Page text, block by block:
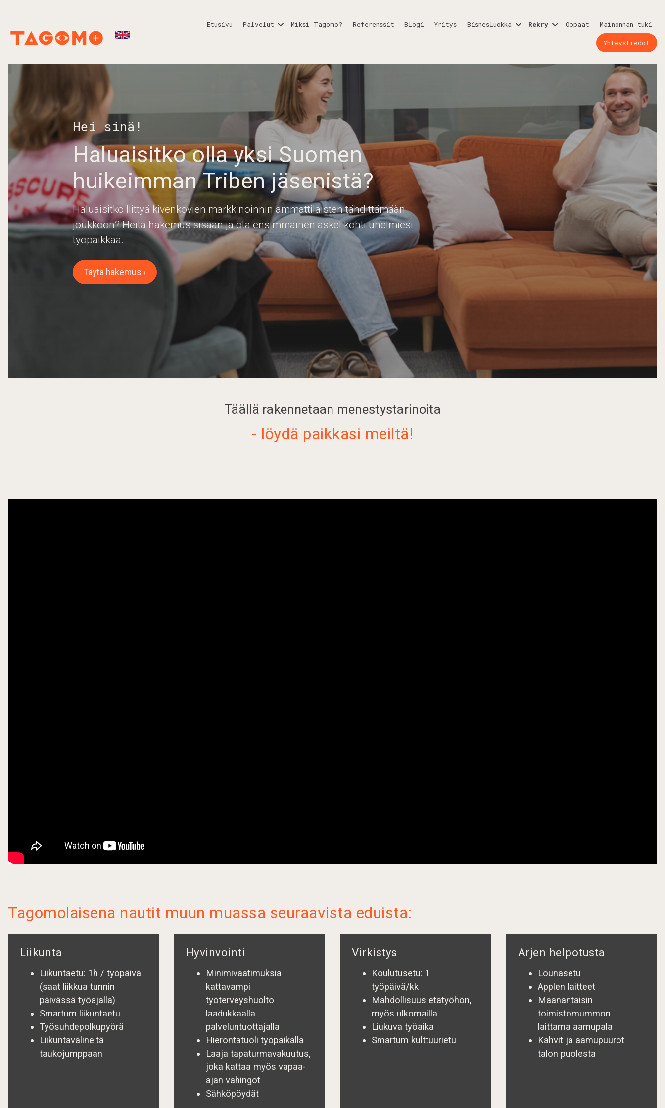
Etusivu Palvelut Miksi Tagomo? Referenssit Blogi Yritys Bisnesluokka Rekry Oppaat Mainonnan tuki
Yhteystiedot
Hei sinä!
Haluaisitko olla yksi Suomen
huikeimman Triben jäsenistä?
Haluaisitko liittyä kivenkovien markkinoinnin ammattilaisten tähdittämään
joukkoon? Heitä hakemus sisään ja ota ensimmäinen askel kohti unelmiesi
työpaikkaa.
Täytä hakemus ›
Täällä rakennetaan menestystarinoita
- löydä paikkasi meiltä!
Tagomolaisena nautit muun muassa seuraavista eduista:
Liikunta
Liikuntaetu: 1h / työpäivä
(saat liikkua tunnin
päivässä työajalla)
Smartum liikuntaetu
Työsuhdepolkupyörä
Liikuntavälineitä
taukojumppaan
Hyvinvointi
Minimivaatimuksia
kattavampi
työterveyshuolto
laadukkaalla
palveluntuottajalla
Hierontatuoli työpaikalla
Laaja tapaturmavakuutus,
joka kattaa myös vapaa-
ajan vahingot
Sähköpöydät
Virkistys
Koulutusetu: 1
työpäivä/kk
Mahdollisuus etätyöhön,
myös ulkomailla
Liukuva työaika
Smartum kulttuurietu
Arjen helpotusta
Lounasetu
Applen laitteet
Maanantaisin
toimistomummon
laittama aamupala
Kahvit ja aamupuurot
talon puolesta